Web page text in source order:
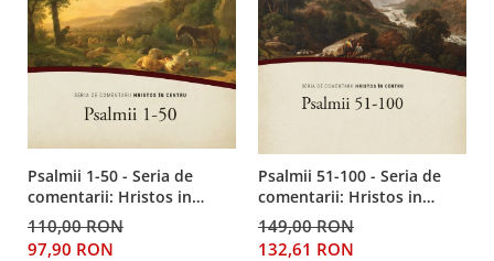
Psalmii 1-50 - Seria de
comentarii: Hristos in
centru
110,00 RON
97,90 RON
Psalmii 51-100 - Seria de
comentarii: Hristos in
centru
149,00 RON
132,61 RON